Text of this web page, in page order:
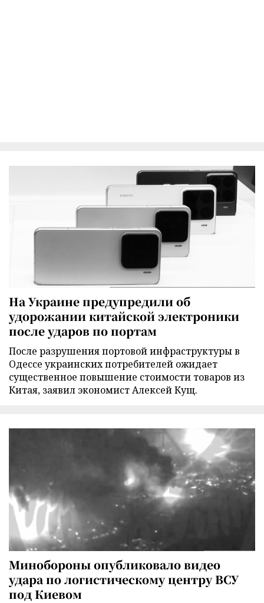
На Украине предупредили об
удорожании китайской электроники
после ударов по портам
После разрушения портовой инфраструктуры в
Одессе украинских потребителей ожидает
существенное повышение стоимости товаров из
Китая, заявил экономист Алексей Кущ.
Минобороны опубликовало видео
удара по логистическому центру ВСУ
под Киевом